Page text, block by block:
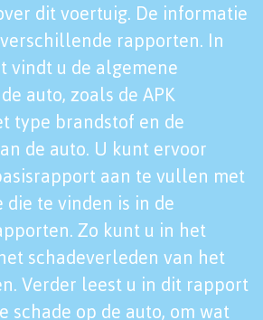
dit voertuig. De informatie
rapporten. In
vindt u de algemene
auto, zoals de APK
type brandstof en de
de auto. U kunt ervoor
aan te vullen met
te vinden is in de
Zo kunt u in het
schadeverleden van het
Verder leest u in dit rapport
schade op de auto, om wat